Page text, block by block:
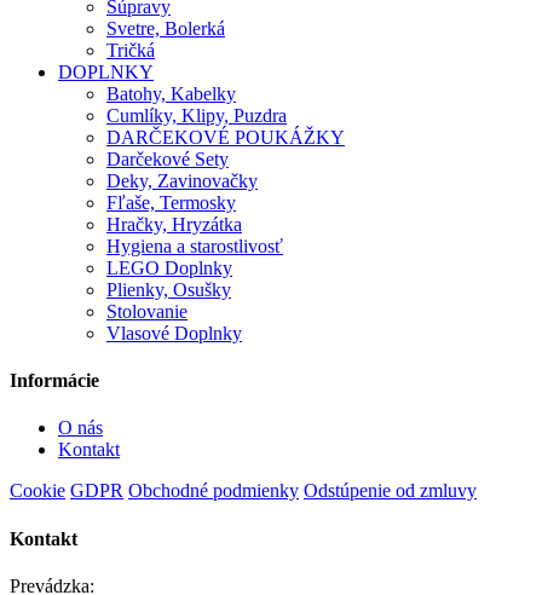
Súpravy
Svetre, Bolerká
Tričká
DOPLNKY
Batohy, Kabelky
Cumlíky, Klipy, Puzdra
DARČEKOVÉ POUKÁŽKY
Darčekové Sety
Deky, Zavinovačky
Fľaše, Termosky
Hračky, Hryzátka
Hygiena a starostlivosť
LEGO Doplnky
Plienky, Osušky
Stolovanie
Vlasové Doplnky
Informácie
O nás
Kontakt
Cookie GDPR Obchodné podmienky Odstúpenie od zmluvy
Kontakt
Prevádzka: